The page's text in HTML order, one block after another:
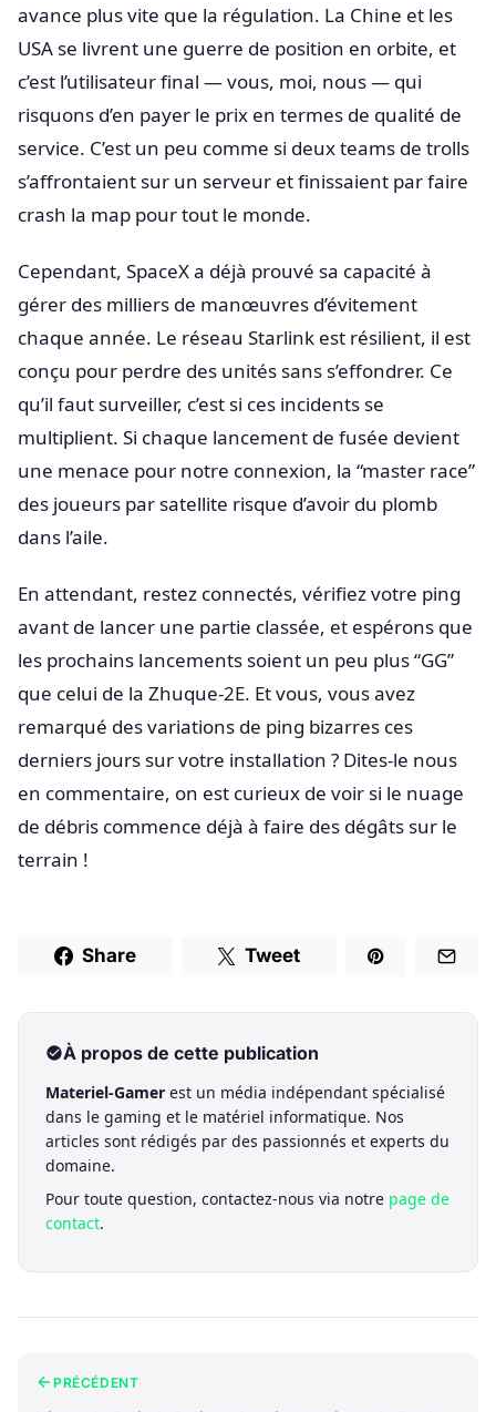
avance plus vite que la régulation. La Chine et les
USA se livrent une guerre de position en orbite, et
c’est l’utilisateur final — vous, moi, nous — qui
risquons d’en payer le prix en termes de qualité de
service. C’est un peu comme si deux teams de trolls
s’affrontaient sur un serveur et finissaient par faire
crash la map pour tout le monde.
Cependant, SpaceX a déjà prouvé sa capacité à
gérer des milliers de manœuvres d’évitement
chaque année. Le réseau Starlink est résilient, il est
conçu pour perdre des unités sans s’effondrer. Ce
qu’il faut surveiller, c’est si ces incidents se
multiplient. Si chaque lancement de fusée devient
une menace pour notre connexion, la “master race”
des joueurs par satellite risque d’avoir du plomb
dans l’aile.
En attendant, restez connectés, vérifiez votre ping
avant de lancer une partie classée, et espérons que
les prochains lancements soient un peu plus “GG”
que celui de la Zhuque-2E. Et vous, vous avez
remarqué des variations de ping bizarres ces
derniers jours sur votre installation ? Dites-le nous
en commentaire, on est curieux de voir si le nuage
de débris commence déjà à faire des dégâts sur le
terrain !
Share Tweet
À propos de cette publication
Materiel-Gamer est un média indépendant spécialisé
dans le gaming et le matériel informatique. Nos
articles sont rédigés par des passionnés et experts du
domaine.
Pour toute question, contactez-nous via notre page de
contact.
PRÉCÉDENT